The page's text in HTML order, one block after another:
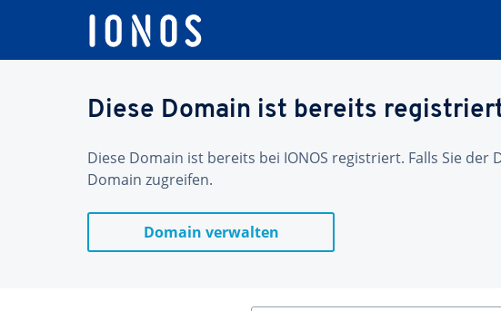
Diese Domain ist bereits
Diese Domain ist bereits bei IONOS registriert. Falls Sie
Domain zugreifen.
Domain verwalten